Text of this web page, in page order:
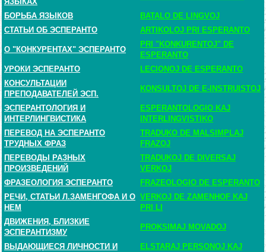
БОРЬБА ЯЗЫКОВ
BATALO DE LINGVOJ
СТАТЬИ ОБ ЭСПЕРАНТО
ARTIKOLOJ PRI ESPERANTO
О "КОНКУРЕНТАХ" ЭСПЕРАНТО
PRI "KONKURENTOJ" DE
ESPERANTO
УРОКИ ЭСПЕРАНТО
LECIONOJ DE ESPERANTO
КОНСУЛЬТАЦИИ
ПРЕПОДАВАТЕЛЕЙ ЭСП.
KONSULTOJ DE E-INSTRUISTOJ
ЭСПЕРАНТОЛОГИЯ И
ИНТЕРЛИНГВИСТИКА
ESPERANTOLOGIO KAJ
INTERLINGVISTIKO
ПЕРЕВОД НА ЭСПЕРАНТО
ТРУДНЫХ ФРАЗ
TRADUKO DE MALSIMPLAJ
FRAZOJ
ПЕРЕВОДЫ РАЗНЫХ
ПРОИЗВЕДЕНИЙ
TRADUKOJ DE DIVERSAJ
VERKOJ
ФРАЗЕОЛОГИЯ ЭСПЕРАНТО
FRAZEOLOGIO DE ESPERANTO
РЕЧИ, СТАТЬИ Л.ЗАМЕНГОФА И О
НЕМ
VERKOJ DE ZAMENHOF KAJ
PRI LI
ДВИЖЕНИЯ, БЛИЗКИЕ
ЭСПЕРАНТИЗМУ
PROKSIMAJ MOVADOJ
ВЫДАЮЩИЕСЯ ЛИЧНОСТИ И
ELSTARAJ PERSONOJ KAJ